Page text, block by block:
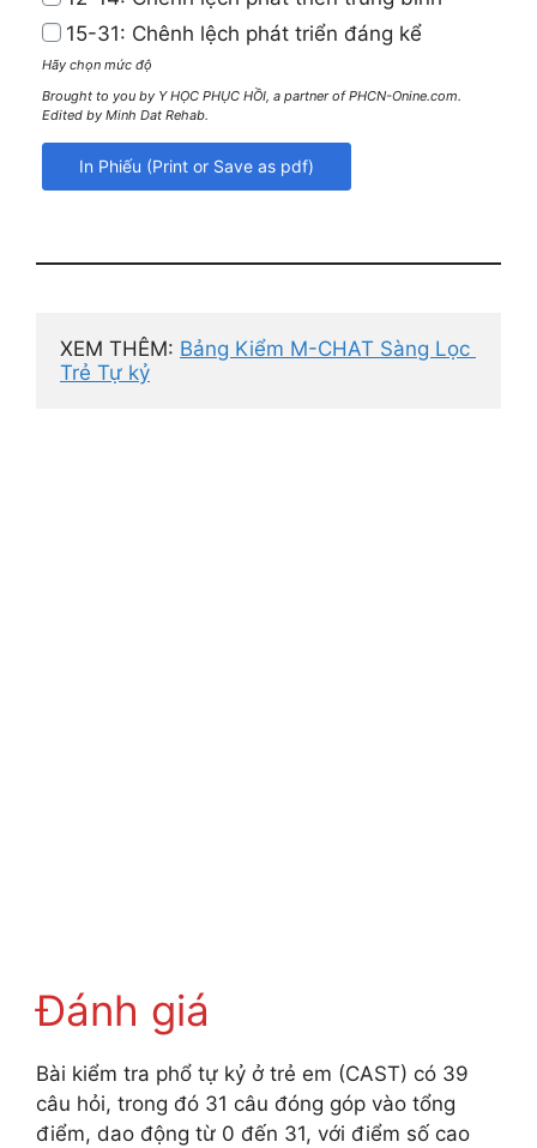
15-31: Chênh lệch phát triển đáng kể
Hãy chọn mức độ
Brought to you by Y HỌC PHỤC HỒI, a partner of PHCN-Onine.com.
Edited by Minh Dat Rehab.
XEM THÊM: Bảng Kiểm M-CHAT Sàng Lọc
Trẻ Tự kỷ
Đánh giá
Bài kiểm tra phổ tự kỷ ở trẻ em (CAST) có 39
câu hỏi, trong đó 31 câu đóng góp vào tổng
điểm, dao động từ 0 đến 31, với điểm số cao